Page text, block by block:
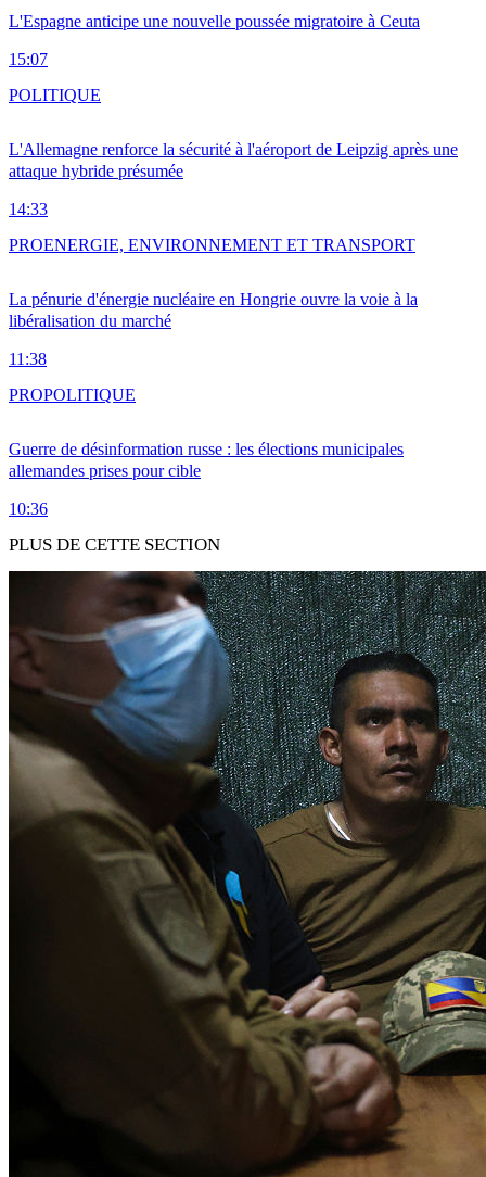
L'Espagne anticipe une nouvelle poussée migratoire à Ceuta
15:07
L'Allemagne renforce la sécurité à l'aéroport de Leipzig après une
attaque hybride présumée
14:33
POLITIQUE
La pénurie d'énergie nucléaire en Hongrie ouvre la voie à la
libéralisation du marché
11:38
PROENERGIE, ENVIRONNEMENT ET TRANSPORT
Guerre de désinformation russe : les élections municipales
allemandes prises pour cible
10:36
PROPOLITIQUE
PLUS DE CETTE SECTION